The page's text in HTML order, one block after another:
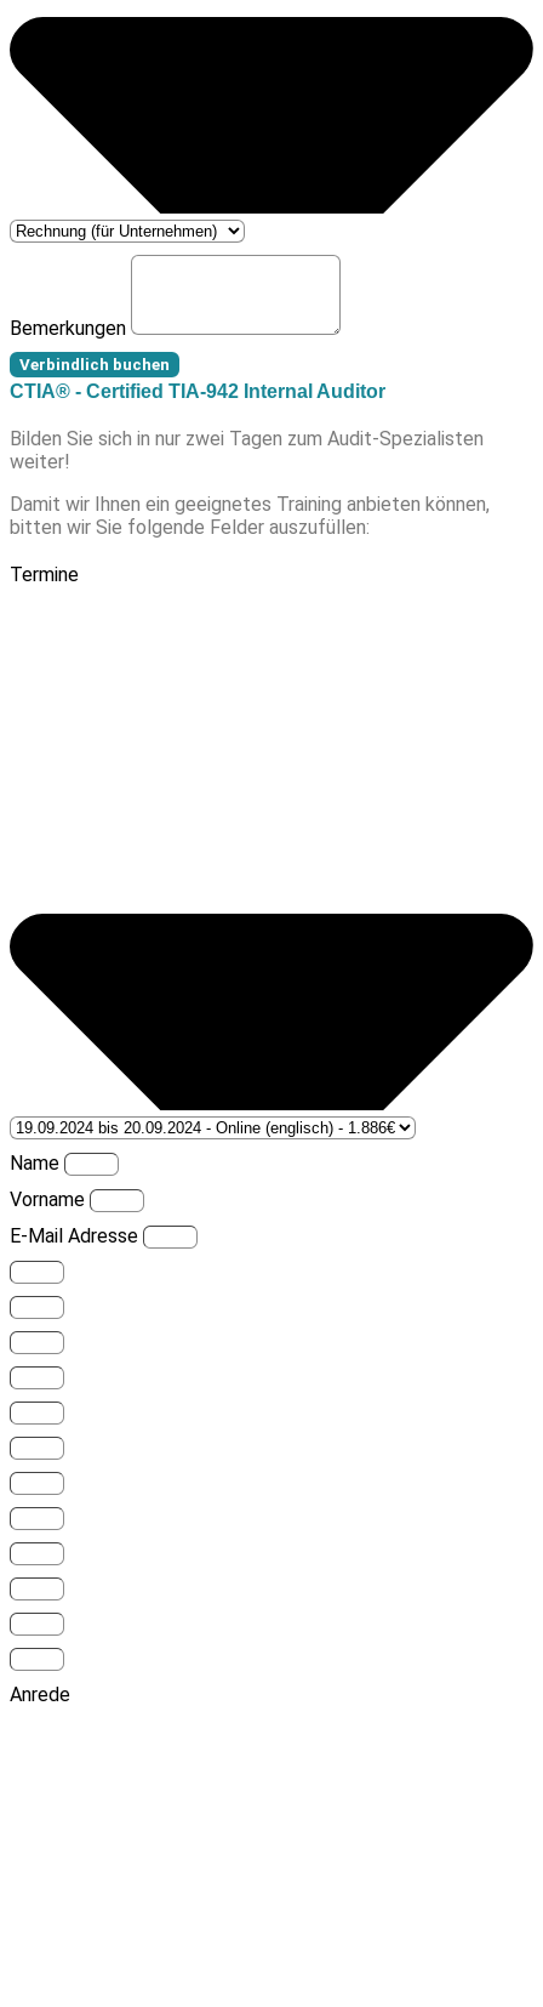
Bemerkungen
Verbindlich buchen
CTIA® - Certified TIA-942 Internal Auditor
Bilden Sie sich in nur zwei Tagen zum Audit-Spezialisten
weiter!
Damit wir Ihnen ein geeignetes Training anbieten können,
bitten wir Sie folgende Felder auszufüllen:
Termine
Name
Vorname
E-Mail Adresse
Anrede